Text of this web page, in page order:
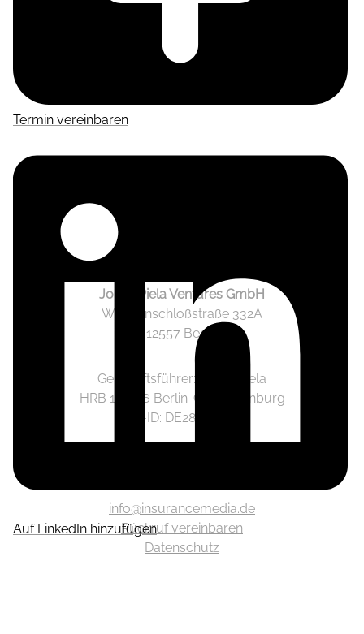
Termin vereinbaren
Auf LinkedIn hinzufügen
Jonas Piela Ventures GmbH
Wendenschloßstraße 332A
12557 Berlin
Geschäftsführer: Jonas Piela
HRB 141236 Berlin-Charlottenburg
Ust.-ID: DE282633825
info@insurancemedia.de
Rückruf vereinbaren
Datenschutz